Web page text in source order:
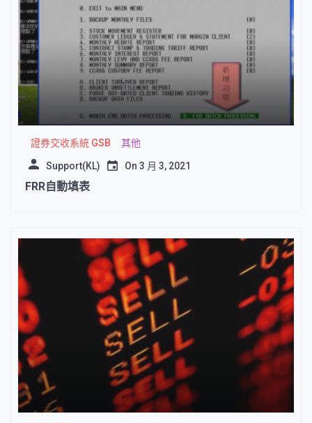
證券交收系統 GSB 其他
Support(KL) On 3 月 3, 2021
FRR自動填表